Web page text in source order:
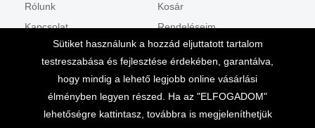
Rólunk
Kapcsolat
Csomagpontban
Kosár
Rendeléseim
Shop
Cookie tájékoztató
Sütiket használunk a hozzád eljuttatott tartalom
testreszabása és fejlesztése érdekében, garantálva,
hogy mindig a lehető legjobb online vásárlási
élményben legyen részed. Ha az "ELFOGADOM"
lehetőségre kattintasz, továbbra is megjeleníthetjük